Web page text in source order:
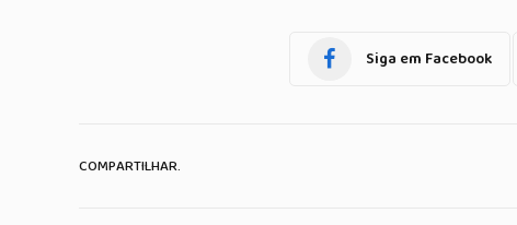
Siga em Facebook
COMPARTILHAR.